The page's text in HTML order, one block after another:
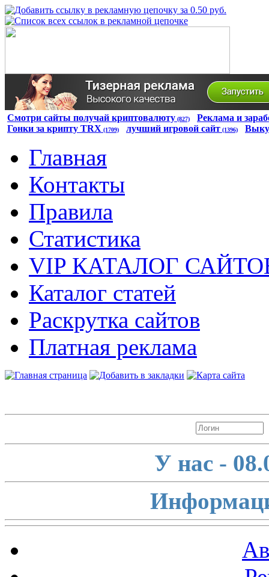
Смотри сайты получай криптовалюту (827)
Реклама и
Гонки за крипту TRX (1709) лучший игровой сайт (1396)
Главная
Контакты
Правила
Статистика
VIP КАТАЛОГ
Каталог статей
Раскрутка сайтов
Платная реклама
У нас -